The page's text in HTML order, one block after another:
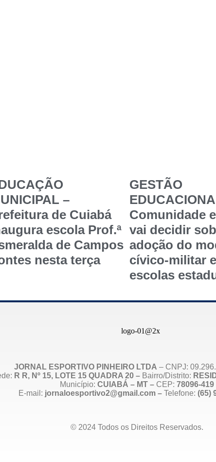
–
de Cuiabá
escola Prof.ª
de Campos
nesta terça
GESTÃO
Comunidade
vai decidir
adoção do
cívico-militar
escolas
JORNAL ESPORTIVO PINHEIRO LTDA – CNPJ:
R R, Nº 15, LOTE 15 QUADRA 20 – Bairro/Distrito:
Município: CUIABÁ – MT – CEP: 78096-419
E-mail: jornaloesportivo2@gmail.com – Telefone: (65)
© 2024 Todos os Direitos Reservados.